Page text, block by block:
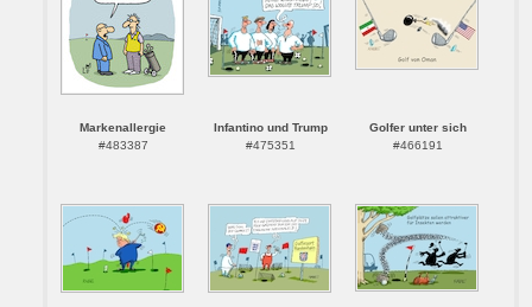
Markenallergie
#483387
Infantino und Trump
#475351
Golfer unter sich
#466191